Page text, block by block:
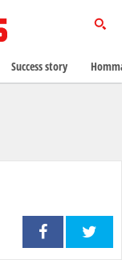
Success story